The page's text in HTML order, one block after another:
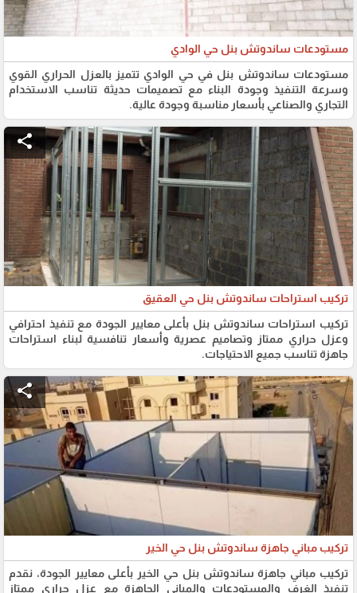
مستودعات ساندوتش بنل حي الوادي
مستودعات ساندوتش بنل في حي الوادي تتميز بالعزل الحراري القوي
وسرعة التنفيذ وجودة البناء مع تصميمات حديثة تناسب الاستخدام
التجاري والصناعي بأسعار مناسبة وجودة عالية.
share
تركيب استراحات ساندوتش بنل حي العقيق
تركيب استراحات ساندوتش بنل بأعلى معايير الجودة مع تنفيذ احترافي
وعزل حراري ممتاز وتصاميم عصرية وأسعار تنافسية لبناء استراحات
جاهزة تناسب جميع الاحتياجات.
share
تركيب مباني جاهزة ساندوتش بنل حي الخير
تركيب مباني جاهزة ساندوتش بنل حي الخير بأعلى معايير الجودة، نقدم
تنفيذ الغرف والمستودعات والمباني الجاهزة مع عزل حراري ممتاز